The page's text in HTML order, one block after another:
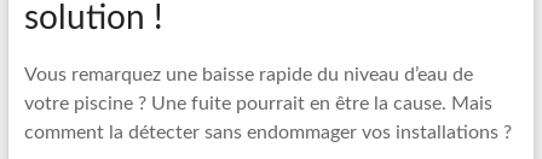
Expert
France
Recherche
de
solution !
Vous remarquez une baisse rapide du niveau d’eau de
votre piscine ? Une fuite pourrait en être la cause. Mais
comment la détecter sans endommager vos installations ?